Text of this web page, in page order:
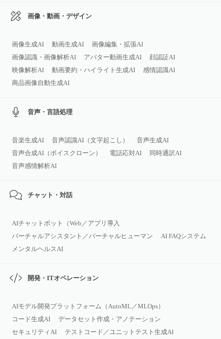
画像・動画・デザイン
画像生成AI 動画生成AI
画像編集・拡張AI
画像認識・画像解析AI
アバター動画生成AI
顔認証AI
映像解析AI
動画要約・ハイライト生成AI
感情認識AI
商品画像自動生成AI
音声・言語処理
音楽生成AI 音声認識AI（文字起こし）
音声生成AI
音声合成AI（ボイスクローン）
電話応対AI
同時通訳AI
音声感情解析AI
チャット・対話
AIチャットボット（Web／アプリ導入
バーチャルアシスタント／バーチャルヒューマン
AI FAQシステム
メンタルヘルスAI
開発・ITオペレーション
AIモデル開発プラットフォーム（AutoML／MLOps）
コード生成AI
データセット作成・アノテーション
セキュリティAI
テストコード／ユニットテスト生成AI